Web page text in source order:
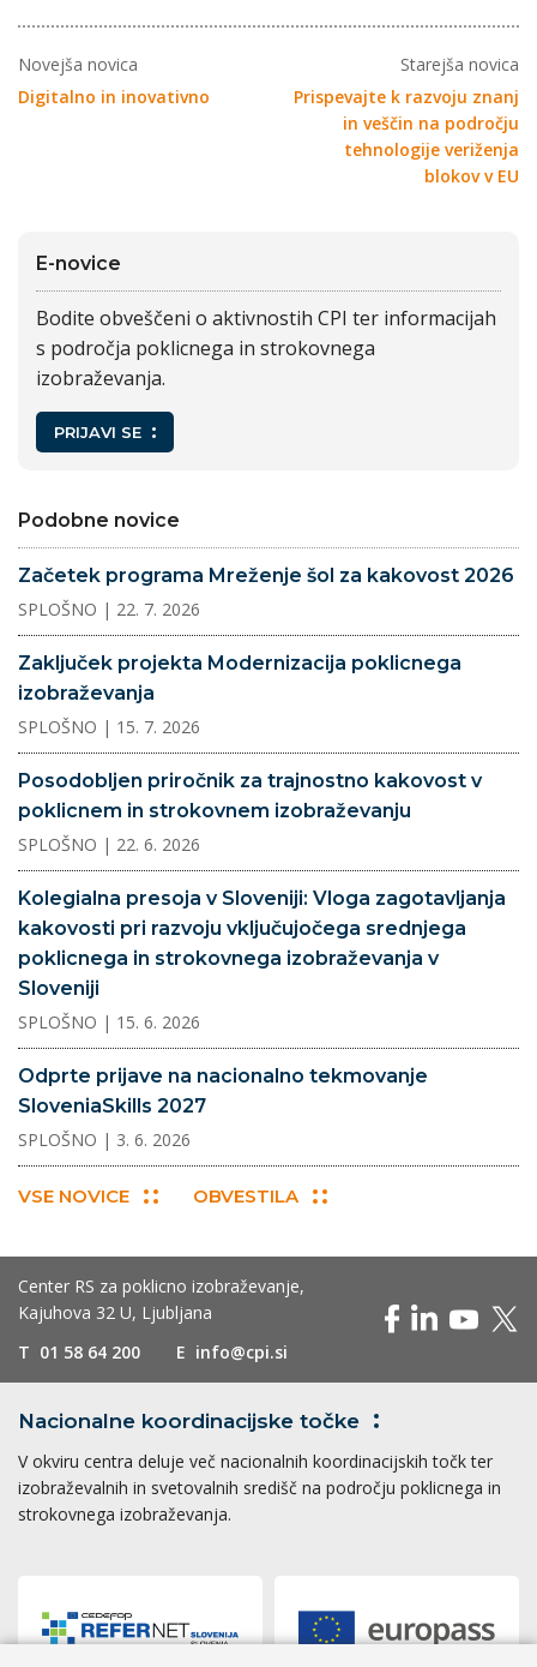
Novejša novica
Digitalno in inovativno
Starejša novica
Prispevajte k razvoju znanj
in veščin na področju
tehnologije veriženja
blokov v EU
E-novice
Bodite obveščeni o aktivnostih CPI ter informacijah
s področja poklicnega in strokovnega
izobraževanja.
PRIJAVI SE
Podobne novice
Začetek programa Mreženje šol za kakovost 2026
SPLOŠNO | 22. 7. 2026
Zaključek projekta Modernizacija poklicnega
izobraževanja
SPLOŠNO | 15. 7. 2026
Posodobljen priročnik za trajnostno kakovost v
poklicnem in strokovnem izobraževanju
SPLOŠNO | 22. 6. 2026
Kolegialna presoja v Sloveniji: Vloga zagotavljanja
kakovosti pri razvoju vključujočega srednjega
poklicnega in strokovnega izobraževanja v
Sloveniji
SPLOŠNO | 15. 6. 2026
Odprte prijave na nacionalno tekmovanje
SloveniaSkills 2027
SPLOŠNO | 3. 6. 2026
VSE NOVICE OBVESTILA
Center RS za poklicno izobraževanje,
Kajuhova 32 U, Ljubljana
T 01 58 64 200 E info@cpi.si
Nacionalne koordinacijske točke
V okviru centra deluje več nacionalnih koordinacijskih točk ter
izobraževalnih in svetovalnih središč na področju poklicnega in
strokovnega izobraževanja.